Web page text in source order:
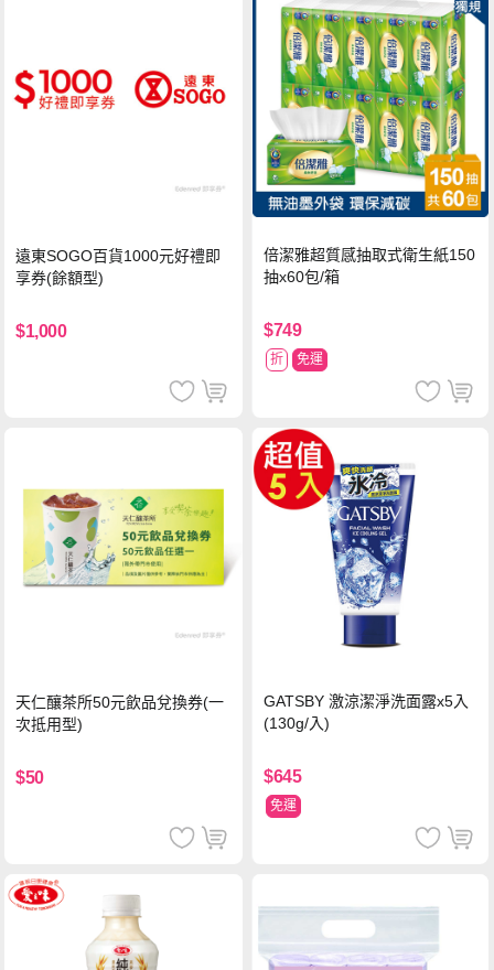
遠東SOGO百貨1000元好禮即
享券(餘額型)
$1,000
倍潔雅超質感抽取式衛生紙150
抽x60包/箱
$749
折 免運
天仁釀茶所50元飲品兌換券(一
次抵用型)
$50
GATSBY 激涼潔淨洗面露x5入
(130g/入)
$645
免運